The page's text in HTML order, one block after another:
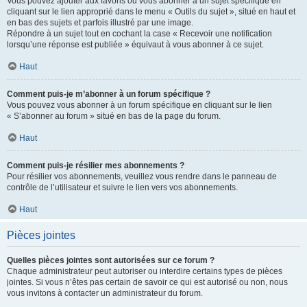
cliquant sur le lien approprié dans le menu « Outils du sujet », situé en haut et
en bas des sujets et parfois illustré par une image.
Répondre à un sujet tout en cochant la case « Recevoir une notification
lorsqu’une réponse est publiée » équivaut à vous abonner à ce sujet.
Haut
Comment puis-je m’abonner à un forum spécifique ?
Vous pouvez vous abonner à un forum spécifique en cliquant sur le lien
« S’abonner au forum » situé en bas de la page du forum.
Haut
Comment puis-je résilier mes abonnements ?
Pour résilier vos abonnements, veuillez vous rendre dans le panneau de
contrôle de l’utilisateur et suivre le lien vers vos abonnements.
Haut
Pièces jointes
Quelles pièces jointes sont autorisées sur ce forum ?
Chaque administrateur peut autoriser ou interdire certains types de pièces
jointes. Si vous n’êtes pas certain de savoir ce qui est autorisé ou non, nous
vous invitons à contacter un administrateur du forum.